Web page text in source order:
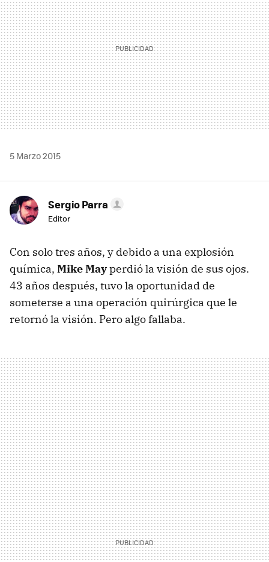
5 Marzo 2015
Sergio Parra
Editor
Con solo tres años, y debido a una explosión
química, Mike Mayperdió la visión de sus ojos.
43 años después, tuvo la oportunidad de
someterse a una operación quirúrgica que le
retornó la visión. Pero algo fallaba.